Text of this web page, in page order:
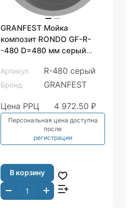
GRANFEST Мойка
композит RONDO GF-R-
-480 D=480 мм серый
Артикул R-480 серый
Бренд GRANFEST
Цена РРЦ 4 972.50 ₽
Персональная цена доступна
после
регистрации
В корзину